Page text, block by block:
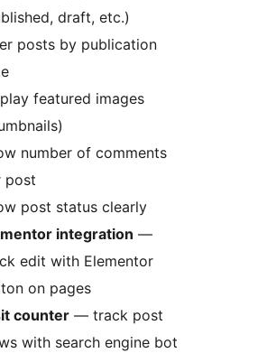
draft, etc.)
posts by publication
featured images
number of comments
post
post status clearly
integration —
edit with Elementor
on pages
counter — track post
with search engine bot